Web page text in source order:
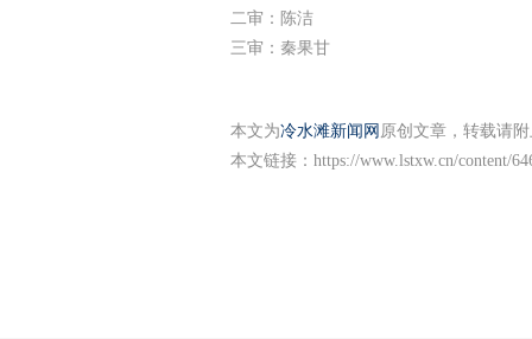
二审：陈洁
三审：秦果甘
本文为冷水滩新闻网 原创文章，转载请
本文链接： https://www.lstxw.cn/content/